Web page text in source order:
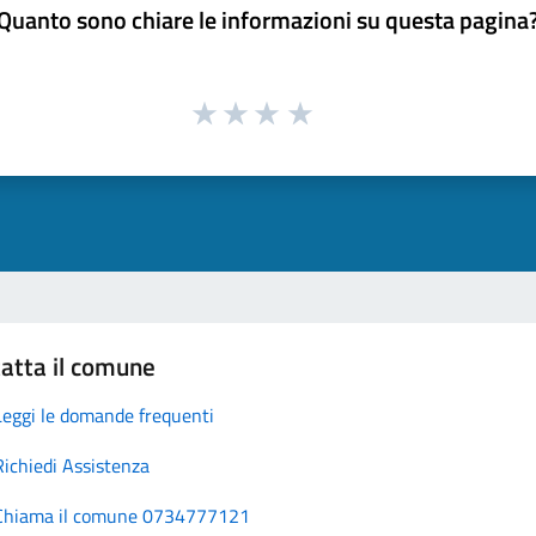
sono chiare le informazioni su questa
il comune
le domande frequenti
Assistenza
il comune 0734777121